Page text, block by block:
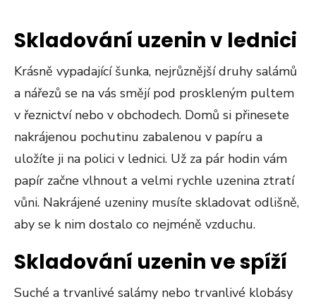
Skladování uzenin v lednici
Krásně vypadající šunka, nejrůznější druhy salámů
a nářezů se na vás smějí pod proskleným pultem
v řeznictví nebo v obchodech. Domů si přinesete
nakrájenou pochutinu zabalenou v papíru a
uložíte ji na polici v lednici. Už za pár hodin vám
papír začne vlhnout a velmi rychle uzenina ztratí
vůni. Nakrájené uzeniny musíte skladovat odlišně,
aby se k nim dostalo co nejméně vzduchu.
Skladování uzenin ve spíží
Suché a trvanlivé salámy nebo trvanlivé klobásy